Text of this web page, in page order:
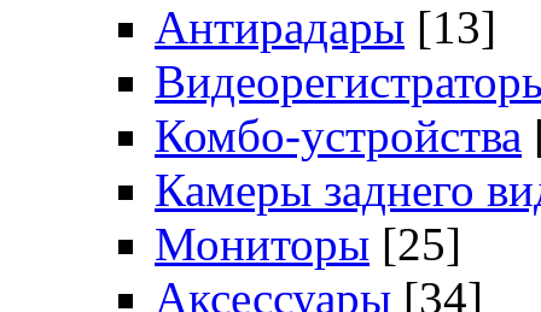
Антирадары [13]
Комбо-устройства
Камеры заднего
Мониторы [25]
Аксессуары [34]